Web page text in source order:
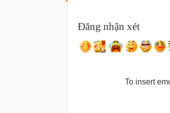
Đăng nhận xét
To insert